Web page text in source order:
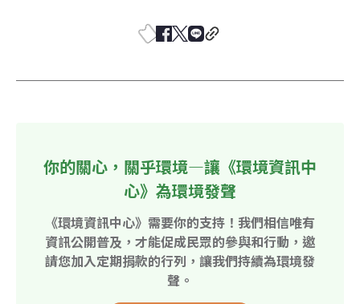
你的關心，關乎環境—讓《環境資訊中
心》為環境發聲
《環境資訊中心》需要你的支持！我們相信唯有
資訊公開普及，才能促成民眾的參與和行動，邀
請您加入定期捐款的行列，讓我們持續為環境發
聲。